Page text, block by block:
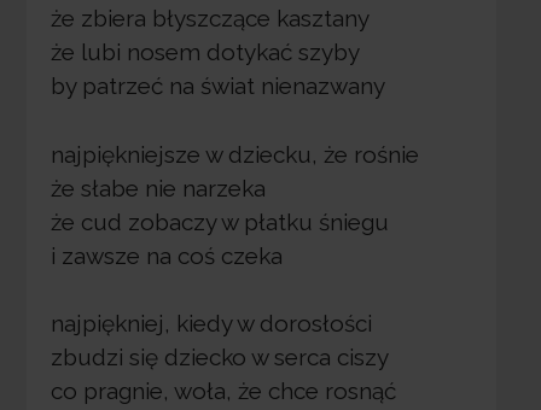
że zbiera błyszczące kasztany
że lubi nosem dotykać szyby
by patrzeć na świat nienazwany
najpiękniejsze w dziecku, że rośnie
że słabe nie narzeka
że cud zobaczy w płatku śniegu
i zawsze na coś czeka
najpiękniej, kiedy w dorosłości
zbudzi się dziecko w serca ciszy
co pragnie, woła, że chce rosnąć